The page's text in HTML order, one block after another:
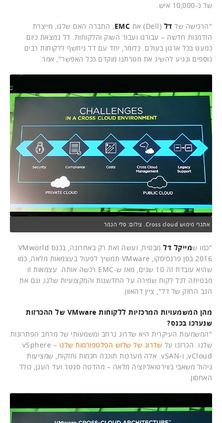
של כ-10,000 איש.
"הרכישה של דל (Dell) את EMC, החברה האם שלנו, מייצרת
הזדמנות חדשה – עבורנו ועבור השוק והלקוחות. דל נמצאת כיום
כמעט בכל ארגון בעולם. כלומר, יחד עם דל ניחשף ללקוחות רבים
נוספים ונגיע להשיג את מטרתנו מוקדם ככל האפשר", אמר.
אתגרי מימוש Cross cloud. צילום: פלי הנמר
"כמו שמייקל דל
מבטיח, ועשה זאת רק באחרונה, בכנס VMworld
2016 בסן פרנסיסקו, VMware תמשיך לפעול בעצמאות מלאה, כמו
שהיא עובדת זה 10 שנים, מאז ש-EMC רכשה אותה. עצמאות זו
מבטיחה לכל לקוח שמירה על החדשנות והמקצועיות שלנו, וגם את
הגב החזק של דל", ציין דהאוון.
מהן המשמעויות המרכזיות ללקוחות VMware של ההכרזות
שנערכו בכנס?
"המשמעות העיקרית היא שדרוג נרחב ומשמעותי של מרחב הפתרונות
שלנו. הכרזנו על שדרוג של שלוש הפלטפורמות שלנו
– vSphere
,vCloud ו-vSAN. אלה מערכות תוכנה חכמות וחזקות, שמציעות
ניהול משאבי בווירטואליזציה מלאה – מהדטה סנטר ועד הענן, כולל
האחסון.